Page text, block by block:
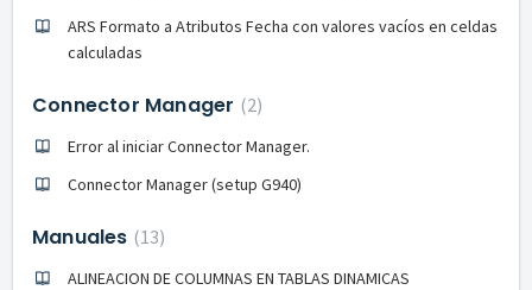
ARS Formato a Atributos Fecha con valores vacíos en celdas
calculadas
Connector Manager 2
Error al iniciar Connector Manager.
Connector Manager (setup G940)
Manuales 13
ALINEACION DE COLUMNAS EN TABLAS DINAMICAS